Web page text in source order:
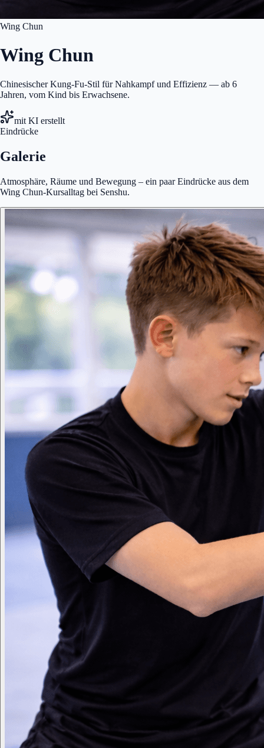
Wing Chun
Wing Chun
Chinesischer Kung-Fu-Stil für Nahkampf und Effizienz — ab 6
Jahren, vom Kind bis Erwachsene.
mit KI erstellt
Eindrücke
Galerie
Atmosphäre, Räume und Bewegung – ein paar Eindrücke aus dem
Wing Chun-Kursalltag bei Senshu.